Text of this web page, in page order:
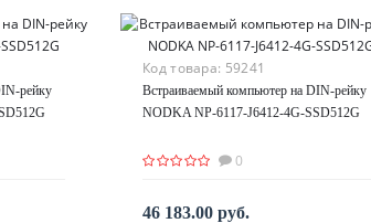
рейку
Код товара: 59241
Встраиваемый компьютер на DIN-рейку
NODKA NP-6117-J6412-4G-SSD512G
0
46 183.00 руб.